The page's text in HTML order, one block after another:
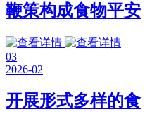
鞭策构成食物平安
03
2026-02
开展形式多样的食